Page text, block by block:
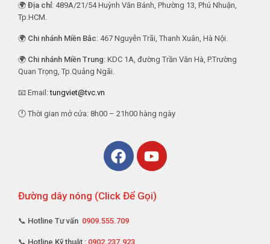
🌍 Địa chỉ: 489A/21/54 Huỳnh Văn Bánh, Phường 13, Phú Nhuận,
Tp.HCM.
🌍 Chi nhánh Miền Bắc: 467 Nguyễn Trãi, Thanh Xuân, Hà Nội.
🌍 Chi nhánh Miền Trung: KDC 1A, đường Trần Văn Hà, P.Trường
Quan Trọng, Tp.Quảng Ngãi.
📧 Email:tungviet@tvc.vn
🕐 Thời gian mở cửa: 8h00 – 21h00 hàng ngày
Đường dây nóng (Click Để Gọi)
📞 Hotline Tư vấn 0909.555.709
📞 Hotline Kỹ thuật : 0902.237.923